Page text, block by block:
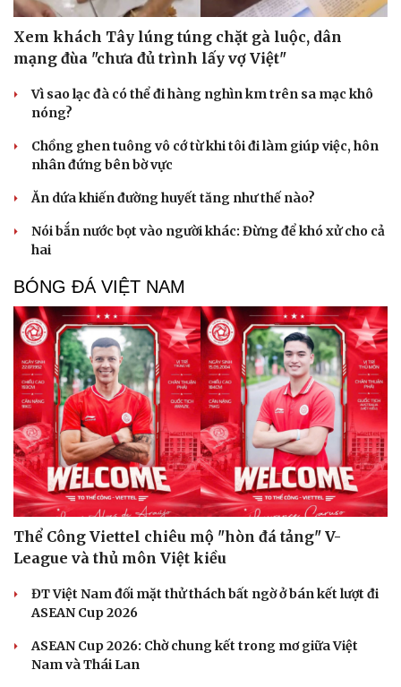
Sức khỏe
Cây thuốc
Sản phụ khoa
Nam khoa
Làm đẹp - giảm cân
Phòng mạch online
Ăn sạch sống khỏe
Blog
Xem khách Tây lúng túng chặt gà luộc, dân
mạng đùa "chưa đủ trình lấy vợ Việt"
Vì sao lạc đà có thể đi hàng nghìn km trên sa mạc khô
nóng?
Chồng ghen tuông vô cớ từ khi tôi đi làm giúp việc, hôn
nhân đứng bên bờ vực
Ăn dứa khiến đường huyết tăng như thế nào?
Nói bắn nước bọt vào người khác: Đừng để khó xử cho cả
hai
BÓNG ĐÁ VIỆT NAM
Thể Công Viettel chiêu mộ "hòn đá tảng" V-
League và thủ môn Việt kiều
ĐT Việt Nam đối mặt thử thách bất ngờ ở bán kết lượt đi
ASEAN Cup 2026
ASEAN Cup 2026: Chờ chung kết trong mơ giữa Việt
Nam và Thái Lan